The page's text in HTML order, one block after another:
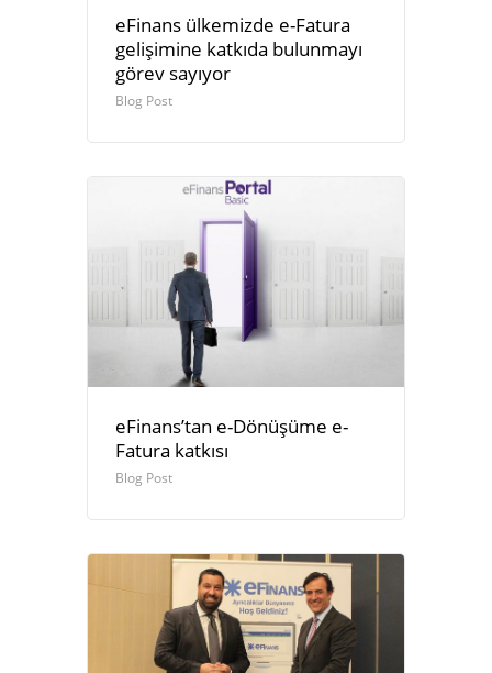
eFinans ülkemizde e-Fatura
gelişimine katkıda bulunmayı
görev sayıyor
Blog Post
eFinans’tan e-Dönüşüme e-
Fatura katkısı
Blog Post